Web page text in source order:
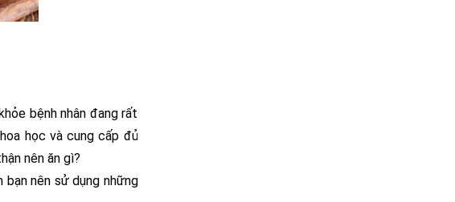
bệnh nhân đang rất
học và cung cấp đủ
nên ăn gì?
nên sử dụng những